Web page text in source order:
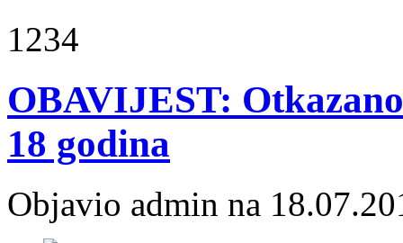
1234
OBAVIJEST:
18 godina
Objavio admin na